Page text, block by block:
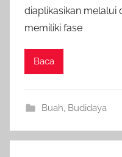
diaplikasikan melalui
memiliki fase
Baca
Buah Budidaya